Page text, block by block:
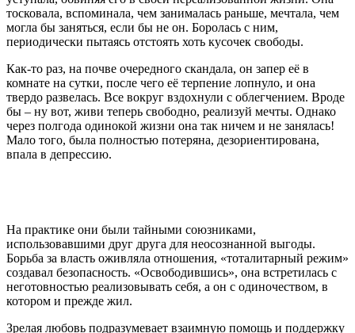
тосковала, вспоминала, чем занималась раньше, мечтала, чем
могла бы заняться, если бы не он. Боролась с ним,
периодически пытаясь отстоять хоть кусочек свободы.
Как-то раз, на почве очередного скандала, он запер её в
комнате на сутки, после чего её терпение лопнуло, и она
твердо развелась. Все вокруг вздохнули с облегчением. Вроде
бы – ну вот, живи теперь свободно, реализуй мечты. Однако
через полгода одинокой жизни она так ничем и не занялась!
Мало того, была полностью потеряна, дезориентирована,
впала в депрессию.
На практике они были тайными союзниками,
использовавшими друг друга для неосознанной выгоды.
Борьба за власть оживляла отношения, «тоталитарный режим»
создавал безопасность. «Освободившись», она встретилась с
неготовностью реализовывать себя, а он с одиночеством, в
котором и прежде жил.
Зрелая любовь подразумевает взаимную помощь и поддержку